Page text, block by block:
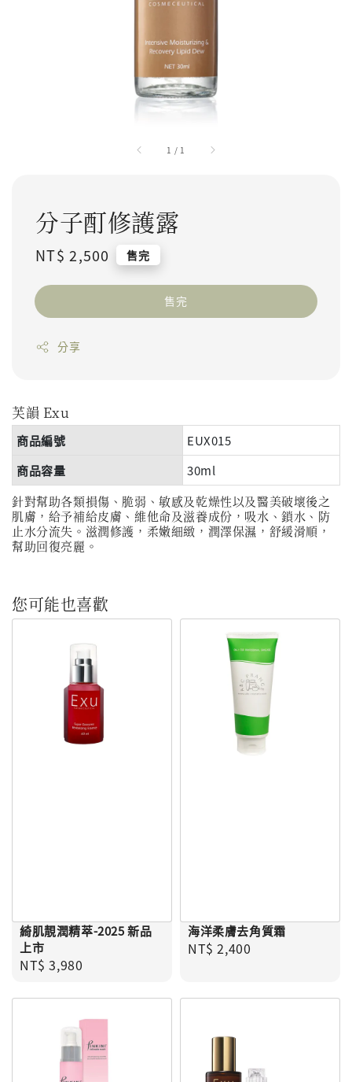
1 / 1
分子酊修護露
Regular price
NT$ 2,500 售完
售完
分享
芙韻 Exu
商品編號
EUX015
商品容量
30ml
針對幫助各類損傷、脆弱、敏感及乾燥性以及醫美破壞後之
肌膚，給予補給皮膚、維他命及滋養成份，吸水、鎖水、防
止水分流失。滋潤修護，柔嫩細緻，潤澤保濕，舒緩滑順，
幫助回復亮麗。
您可能也喜歡
綺肌靚潤精萃-2025 新品
上市
Regular price
NT$ 3,980
海洋柔膚去角質霜
Regular price
NT$ 2,400